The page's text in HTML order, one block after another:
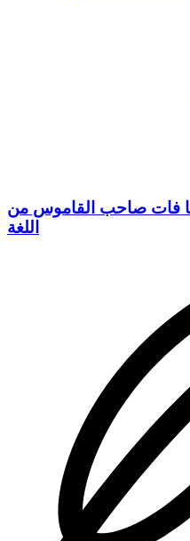
لما فات صاحب القاموس من
اللغة